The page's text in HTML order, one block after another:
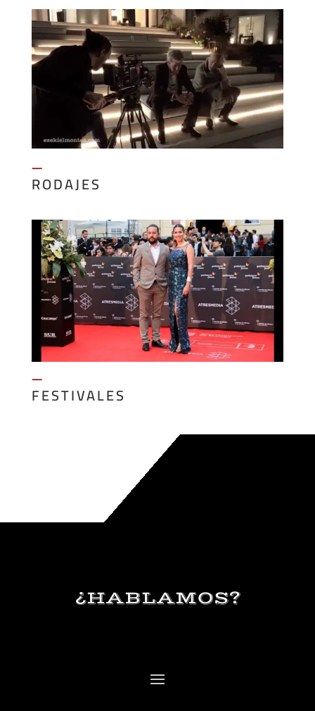
—
RODAJES
—
FESTIVALES
¿HABLAMOS?